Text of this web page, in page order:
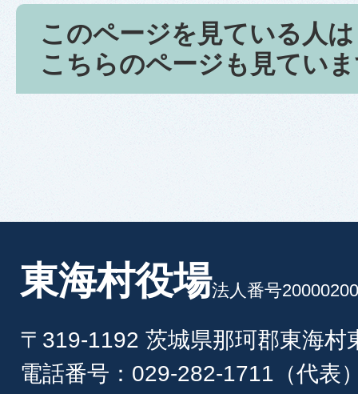
このページを見ている人は
こちらのページも見てい
東海村役場法人番号
〒319-1192 茨城県那珂郡東海村
電話番号：029-282-1711（代表